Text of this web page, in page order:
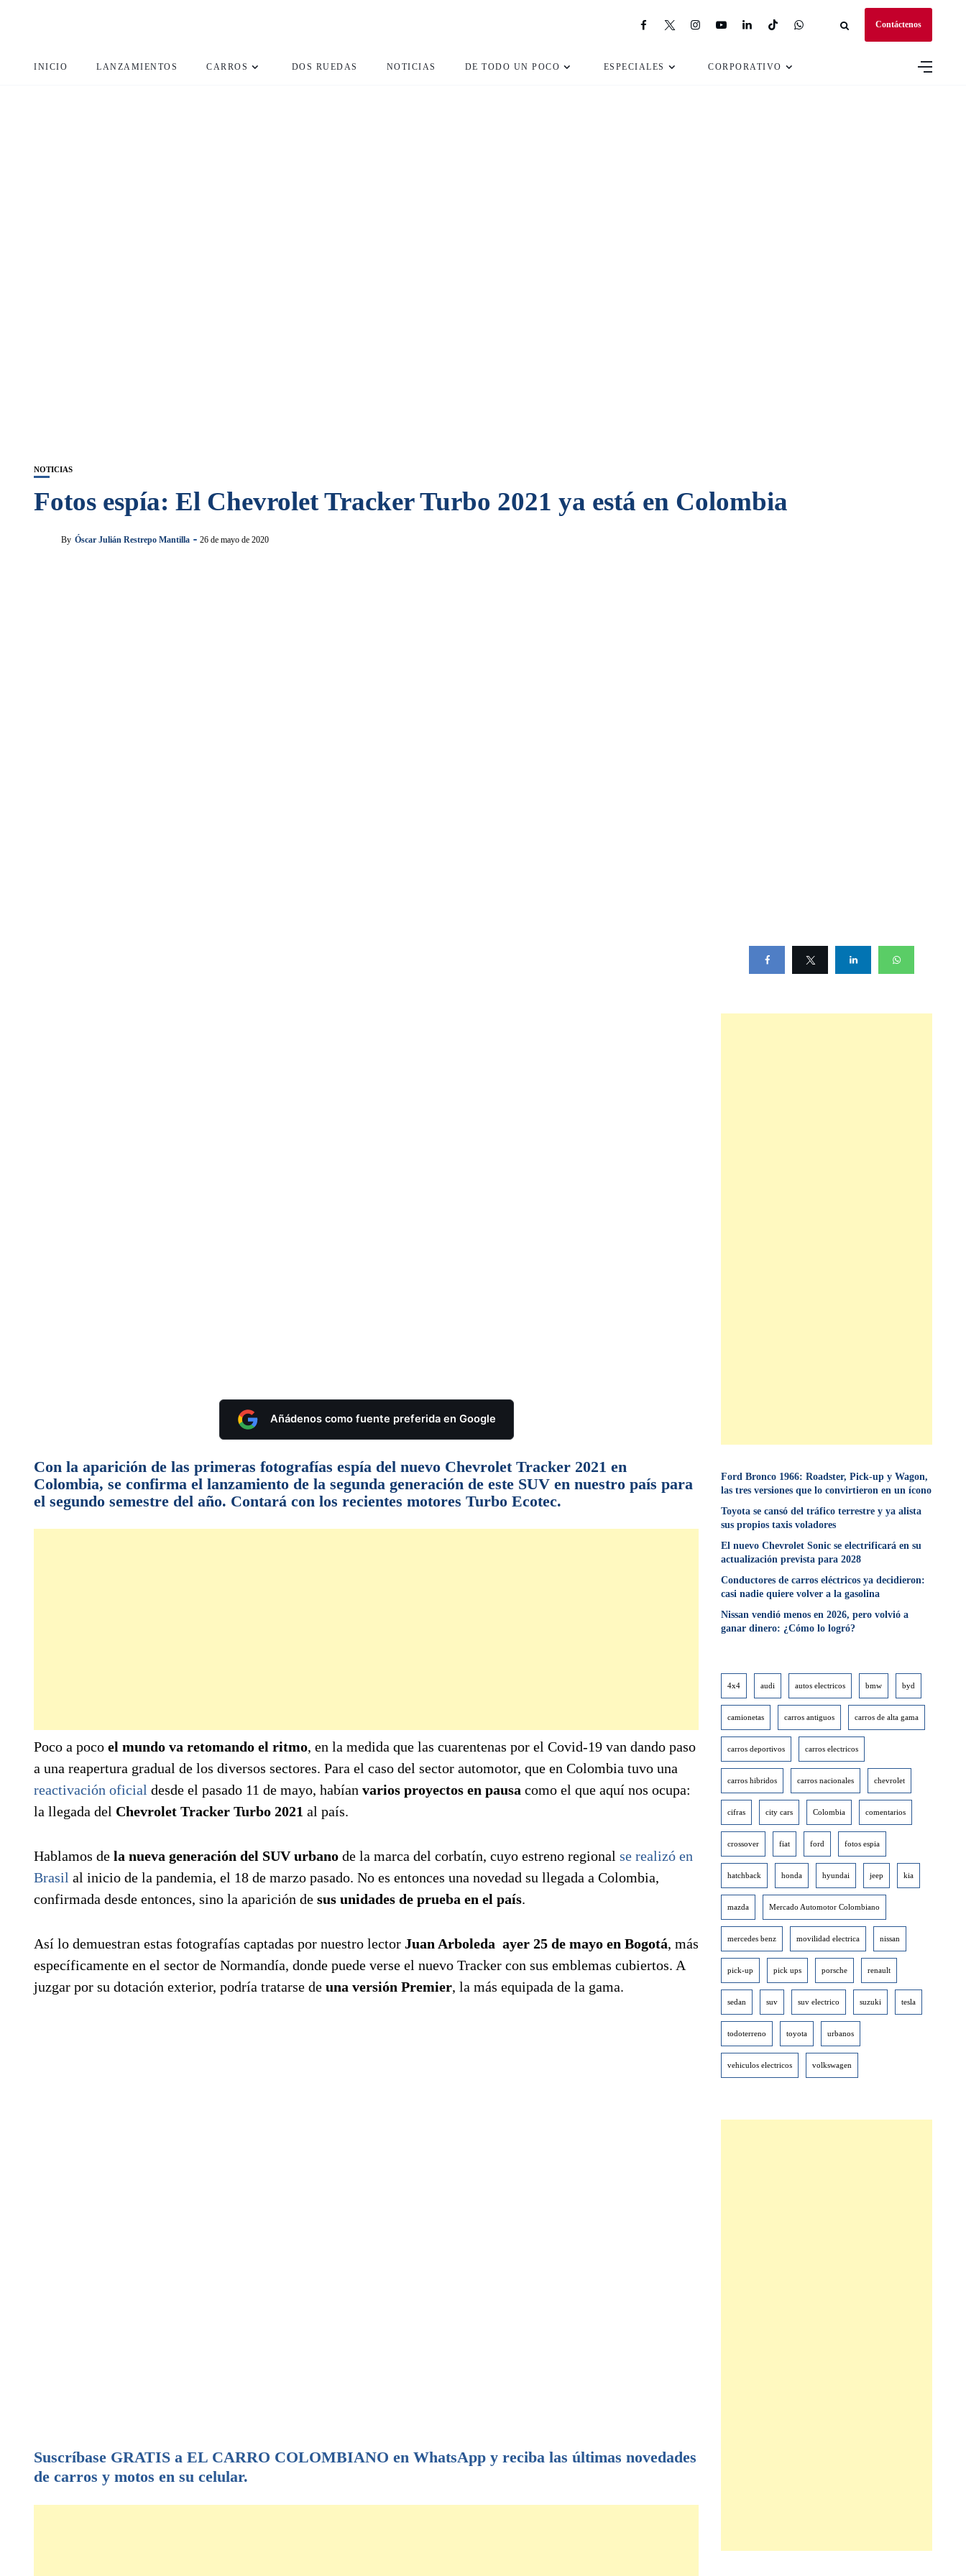
Contáctenos
INICIO LANZAMIENTOS CARROS DOS RUEDAS NOTICIAS DE TODO UN POCO ESPECIALES CORPORATIVO
NOTICIAS
Fotos espía: El Chevrolet Tracker Turbo 2021 ya está en Colombia
By Óscar Julián Restrepo Mantilla 26 de mayo de 2020
Añádenos como fuente preferida en Google
Con la aparición de las primeras fotografías espía del nuevo Chevrolet Tracker 2021 en
Colombia, se confirma el lanzamiento de la segunda generación de este SUV en nuestro país para
el segundo semestre del año. Contará con los recientes motores Turbo Ecotec.
Poco a poco el mundo va retomando el ritmo, en la medida que las cuarentenas por el Covid-19 van dando paso
a una reapertura gradual de los diversos sectores. Para el caso del sector automotor, que en Colombia tuvo una
reactivación oficial desde el pasado 11 de mayo, habían varios proyectos en pausa como el que aquí nos ocupa:
la llegada del Chevrolet Tracker Turbo 2021 al país.
Hablamos de la nueva generación del SUV urbano de la marca del corbatín, cuyo estreno regional se realizó en
Brasil al inicio de la pandemia, el 18 de marzo pasado. No es entonces una novedad su llegada a Colombia,
confirmada desde entonces, sino la aparición de sus unidades de prueba en el país.
Así lo demuestran estas fotografías captadas por nuestro lector Juan Arboleda ayer 25 de mayo en Bogotá, más
específicamente en el sector de Normandía, donde puede verse el nuevo Tracker con sus emblemas cubiertos. A
juzgar por su dotación exterior, podría tratarse de una versión Premier, la más equipada de la gama.
Suscríbase GRATIS a EL CARRO COLOMBIANO en WhatsApp y reciba las últimas novedades
de carros y motos en su celular.
Ford Bronco 1966: Roadster, Pick-up y Wagon,
las tres versiones que lo convirtieron en un ícono
Toyota se cansó del tráfico terrestre y ya alista
sus propios taxis voladores
El nuevo Chevrolet Sonic se electrificará en su
actualización prevista para 2028
Conductores de carros eléctricos ya decidieron:
casi nadie quiere volver a la gasolina
Nissan vendió menos en 2026, pero volvió a
ganar dinero: ¿Cómo lo logró?
4x4 audi autos electricos bmw byd
camionetas carros antiguos carros de alta gama
carros deportivos carros electricos
carros hibridos carros nacionales chevrolet
cifras city cars Colombia comentarios
crossover fiat ford fotos espia
hatchback honda hyundai jeep kia
mazda Mercado Automotor Colombiano
mercedes benz movilidad electrica nissan
pick-up pick ups porsche renault
sedan suv suv electrico suzuki tesla
todoterreno toyota urbanos
vehiculos electricos volkswagen